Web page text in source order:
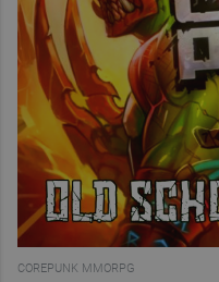
COREPUNK MMORPG